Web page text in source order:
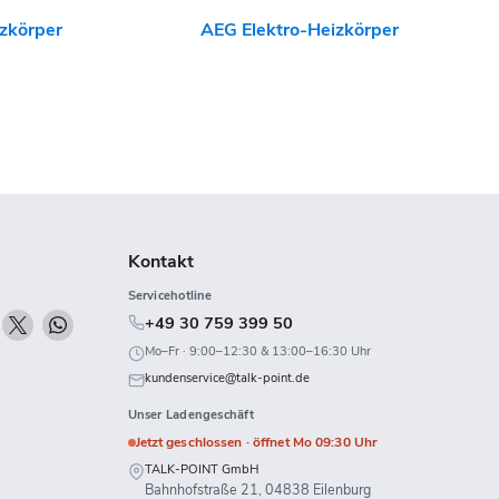
AEG Elektro-Heizkörper
FindenFinden
Kontakt
Servicehotline
+49 30 759 399 50
Mo–Fr · 9:00–12:30 & 13:00–16:30 Uhr
kundenservice@talk-point.de
Unser Ladengeschäft
Jetzt geschlossen · öffnet Mo 09:30 Uhr
TALK-POINT GmbH
Bahnhofstraße 21, 04838 Eilenburg